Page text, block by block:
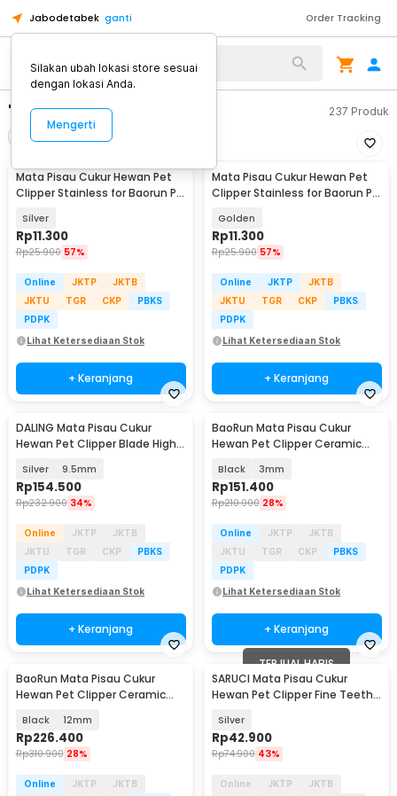
Jabodetabek ganti Order Tracking
"cukur hewan" 237 Produk
Urutkan
Mata Pisau Cukur Hewan Pet
Clipper Stainless for Baorun P6
Silver
Rp11.300
Rp25.900 57%
Online JKTP
JKTB
JKTU
TGR CKP
PBKS
PDPK
Lihat Ketersediaan Stok
+ Keranjang
Mata Pisau Cukur Hewan Pet
Clipper Stainless for Baorun P6
Golden
Rp11.300
Rp25.900 57%
Online JKTP
JKTB
JKTU
TGR CKP
PBKS
PDPK
Lihat Ketersediaan Stok
+ Keranjang
DALING Mata Pisau Cukur
Hewan Pet Clipper Blade High
Silver 9.5mm
Rp154.500
Rp232.900 34%
Online JKTP
JKTB
JKTU
TGR CKP
PBKS
PDPK
Lihat Ketersediaan Stok
+ Keranjang
BaoRun Mata Pisau Cukur
Hewan Pet Clipper Ceramic
Black 3mm
Rp151.400
Rp210.000 28%
Online JKTP
JKTB
JKTU
TGR CKP
PBKS
PDPK
Lihat Ketersediaan Stok
+ Keranjang
BaoRun Mata Pisau Cukur
Hewan Pet Clipper Ceramic
Black 12mm
Rp226.400
Rp310.900 28%
Online JKTP
JKTB
TERJUAL HABIS
SARUCI Mata Pisau Cukur
Hewan Pet Clipper Fine Teeth
Silver
Rp42.900
Rp74.900 43%
Online JKTP
JKTB
Silakan ubah lokasi store sesuai
dengan lokasi Anda.
Mengerti